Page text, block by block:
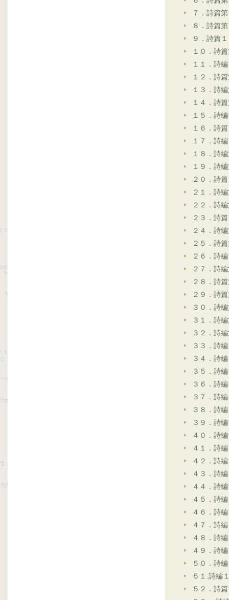
７．詩篇
８．詩篇
９．詩篇
１０．詩
１１．詩
１２．詩
１３．詩
１４．詩
１５．詩
１６．詩
１７．詩
１８．詩
１９．詩
２０．詩
２１．詩
２２．詩
２３．詩
２４．詩
２５．詩
２６．詩
２７．詩
２８．詩
２９．詩
３０．詩
３１．詩
３２．詩
３３．詩
３４．詩
３５．詩
３６．詩
３７．詩
３８．詩
３９．詩
４０．詩
４１．詩
４２．詩
４３．詩
４４．詩
４５．詩
４６．詩
４７．詩
４８．詩
４９．詩
５０．詩
５１.詩編
５２．詩